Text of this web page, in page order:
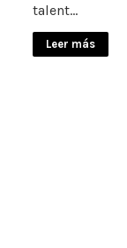
talent…
Leer más